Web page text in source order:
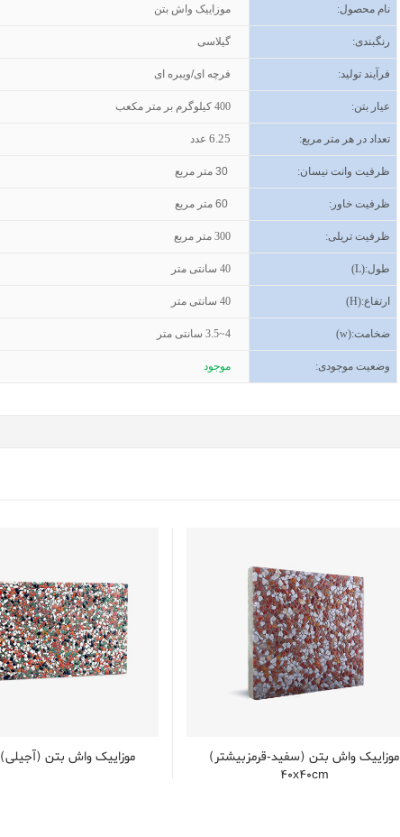
نام محصول: موزاییک واش بتن
رنگبندی: گیلاسی
فرآیند تولید: فرچه ای/ویبره ای
عیار بتن:
400 کیلوگرم بر متر مکعب
تعداد در هر متر مربع: 6.25 عدد
ظرفیت وانت نیسان:
30 متر مربع
ظرفیت خاور :
60 متر مربع
ظرفیت تریلی:
300 متر مربع
طول(L):
40 سانتی متر
ارتفاع(H):
40 سانتی متر
ضخامت(w):
3.5~4 سانتی متر
وضعیت موجودی: موجود
موزایيک واش بتن (سفید-قرمزبیشتر)
40x40cm
موزاییک واش بتن (آجیلی) 30x60cm